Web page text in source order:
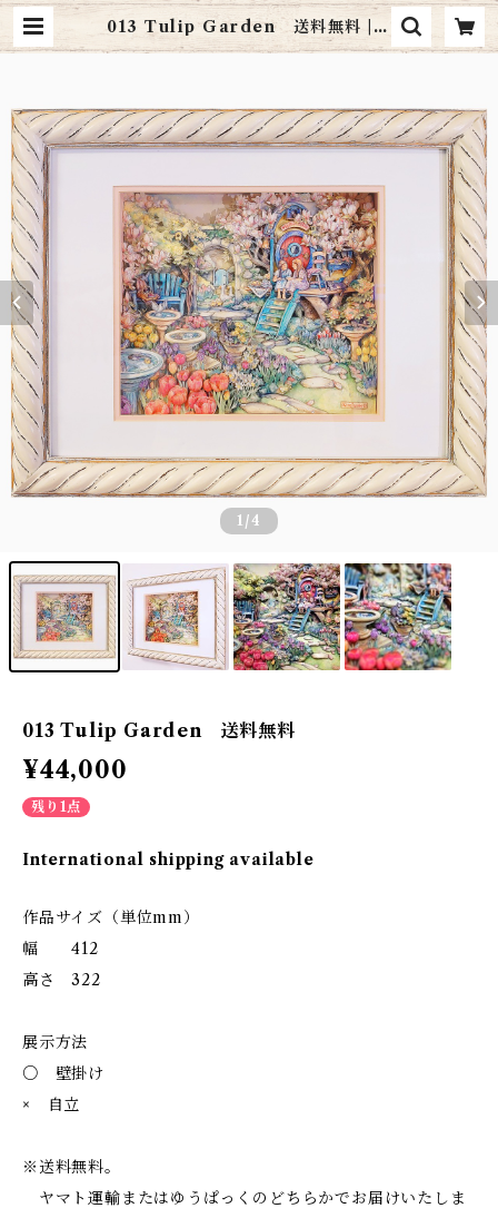
013 Tulip Garden 送料無料 | a
rt cottage シャドーボックス通販
1 /4
013 Tulip Garden 送料無料
¥44,000
残り1点
International shipping available
作品サイズ（単位mm）
幅 412
高さ 322
展示方法
○ 壁掛け
× 自立
※送料無料。
ヤマト運輸またはゆうぱっくのどちらかでお届けいたしま